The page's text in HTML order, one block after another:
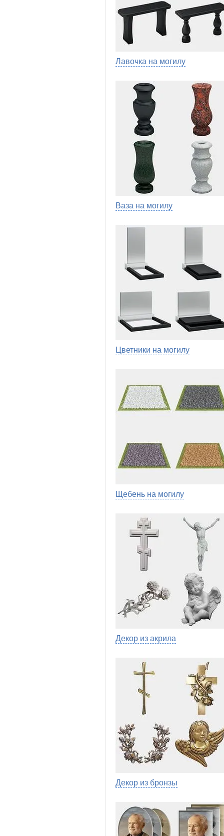
Лавочка на могилу
Ваза на могилу
Цветники на могилу
Щебень на могилу
Декор из акрила
Декор из бронзы